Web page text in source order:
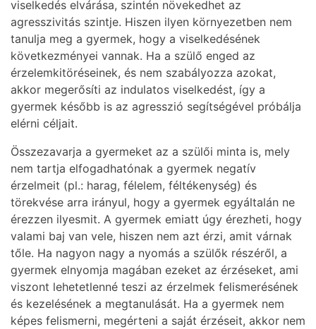
viselkedés elvárása, szintén növekedhet az
agresszivitás szintje. Hiszen ilyen környezetben nem
tanulja meg a gyermek, hogy a viselkedésének
következményei vannak. Ha a szülő enged az
érzelemkitöréseinek, és nem szabályozza azokat,
akkor megerősíti az indulatos viselkedést, így a
gyermek később is az agresszió segítségével próbálja
elérni céljait.
Összezavarja a gyermeket az a szülői minta is, mely
nem tartja elfogadhatónak a gyermek negatív
érzelmeit (pl.: harag, félelem, féltékenység) és
törekvése arra irányul, hogy a gyermek egyáltalán ne
érezzen ilyesmit. A gyermek emiatt úgy érezheti, hogy
valami baj van vele, hiszen nem azt érzi, amit várnak
tőle. Ha nagyon nagy a nyomás a szülők részéről, a
gyermek elnyomja magában ezeket az érzéseket, ami
viszont lehetetlenné teszi az érzelmek felismerésének
és kezelésének a megtanulását. Ha a gyermek nem
képes felismerni, megérteni a saját érzéseit, akkor nem